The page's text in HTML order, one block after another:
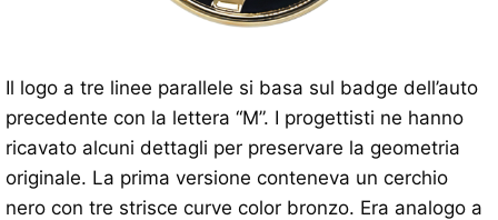
Il logo a tre linee parallele si basa sul badge dell’auto
precedente con la lettera “M”. I progettisti ne hanno
ricavato alcuni dettagli per preservare la geometria
originale. La prima versione conteneva un cerchio
nero con tre strisce curve color bronzo. Era analogo a